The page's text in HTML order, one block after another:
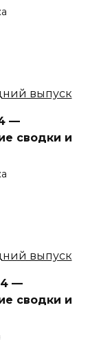
—
сводки и
—
сводки и